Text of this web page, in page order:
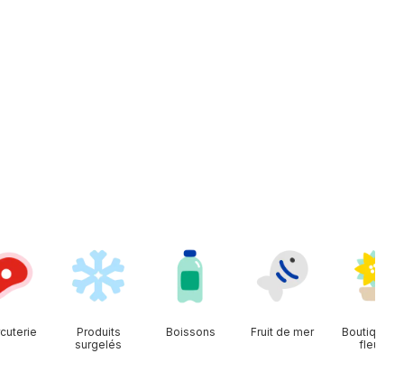
Produits
surgelés
Boissons Fruit de mer
Boutique
fleurs